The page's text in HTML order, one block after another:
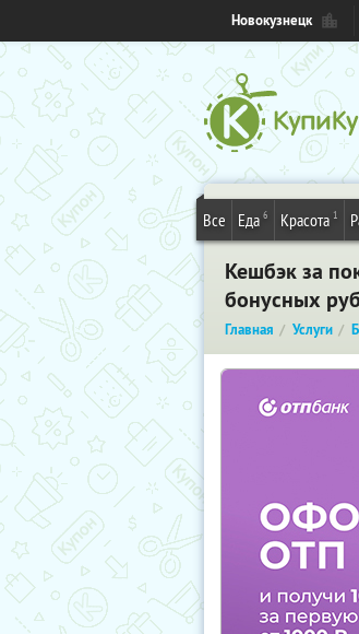
Новокузнецк
Все Еда 6 Красота 1
Кешбэк за
бонусных
Главная Услуги